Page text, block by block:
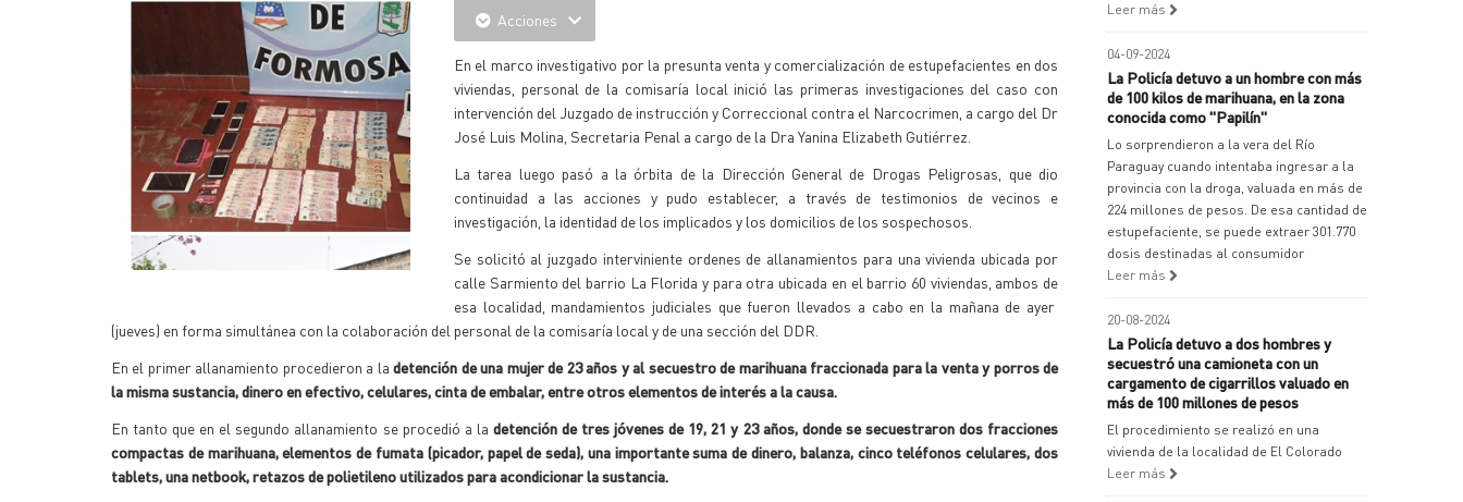
Acciones
En el marco investigativo por la presunta venta y comercialización de estupefacientes en dos
viviendas, personal de la comisaría local inició las primeras investigaciones del caso con
intervención del Juzgado de instrucción y Correccional contra el Narcocrimen, a cargo del Dr
José Luis Molina, Secretaria Penal a cargo de la Dra Yanina Elizabeth Gutiérrez.
La tarea luego pasó a la órbita de la Dirección General de Drogas Peligrosas, que dio
continuidad a las acciones y pudo establecer, a través de testimonios de vecinos e
investigación, la identidad de los implicados y los domicilios de los sospechosos.
Se solicitó al juzgado interviniente ordenes de allanamientos para una vivienda ubicada por
calle Sarmiento del barrio La Florida y para otra ubicada en el barrio 60 viviendas, ambos de
esa localidad, mandamientos judiciales que fueron llevados a cabo en la mañana de ayer
(jueves) en forma simultánea con la colaboración del personal de la comisaría local y de una sección del DDR.
En el primer allanamiento procedieron a ladetención de una mujer de 23 años y al secuestro de marihuana fraccionada para la venta y porros de
la misma sustancia, dinero en efectivo, celulares, cinta de embalar, entre otros elementos de interés a la causa.
En tanto que en el segundo allanamiento se procedió a la detención de tres jóvenes de 19, 21 y 23 años, donde se secuestraron dos fracciones
compactas de marihuana, elementos de fumata (picador, papel de seda), una importante suma de dinero, balanza, cinco teléfonos celulares, dos
tablets, una netbook, retazos de polietileno utilizados para acondicionar la sustancia.
Leer más
04-09-2024
La Policía detuvo a un hombre con más
de 100 kilos de marihuana, en la zona
conocida como "Papilín"
Lo sorprendieron a la vera del Río
Paraguay cuando intentaba ingresar a la
provincia con la droga, valuada en más de
224 millones de pesos. De esa cantidad de
estupefaciente, se puede extraer 301.770
dosis destinadas al consumidor
Leer más
20-08-2024
La Policía detuvo a dos hombres y
secuestró una camioneta con un
cargamento de cigarrillos valuado en
más de 100 millones de pesos
El procedimiento se realizó en una
vivienda de la localidad de El Colorado
Leer más